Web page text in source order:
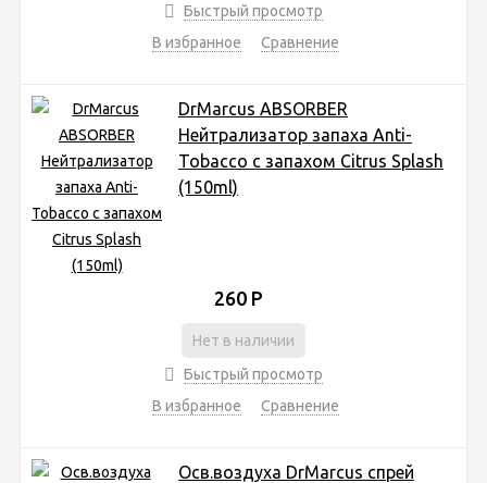
Быстрый просмотр
В избранное
Сравнение
DrMarcus ABSORBER
Нейтрализатор запаха Anti-
Tobacco с запахом Citrus Splash
(150ml)
260 Р
Нет в наличии
Быстрый просмотр
В избранное
Сравнение
Осв.воздуха DrMarcus спрей